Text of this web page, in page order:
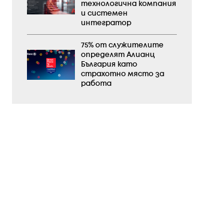
технологична компания
и системен
интегратор
75% от служителите
определят Алианц
България като
страхотно място за
работа